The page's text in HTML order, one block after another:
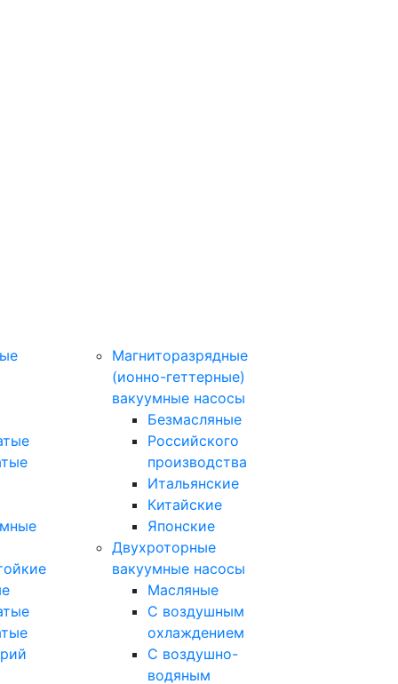
Магниторазрядные
(ионно-геттерные)
вакуумные насосы
Безмасляные
Российского
производства
Итальянские
Китайские
Японские
Двухроторные
вакуумные насосы
Масляные
C воздушным
охлаждением
C воздушно-
водяным